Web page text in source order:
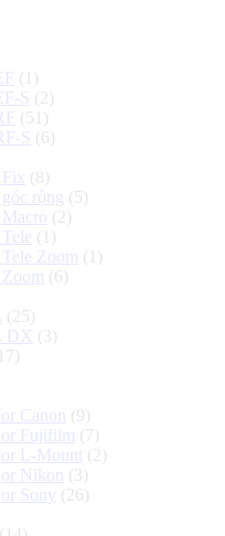
(1)
S (2)
(51)
S (6)
(8)
rộng (5)
(2)
(1)
Zoom (1)
(6)
(25)
DX (3)
Canon
(9)
Fujifilm (7)
L-Mount (2)
Nikon
(3)
Sony (26)